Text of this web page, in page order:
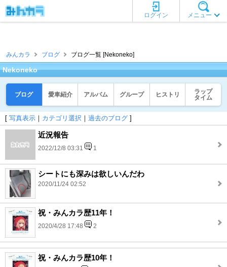
メニュー
ログイン
みんカラ ブログ ブログ一覧 [Nekoneko]
Nekoneko
ブログ 愛車紹介 アルバム グループ ヒストリ
ラップ
タイム
[ 写真表示 ｜ カテゴリ選択 ｜ 過去のブログ ]
近況報告
2022/12/8 03:31 1
シートにも深みは欲しいんだわ
2020/11/24 02:52
祝・みんカラ歴11年！
2020/4/28 17:48 2
祝・みんカラ歴10年！